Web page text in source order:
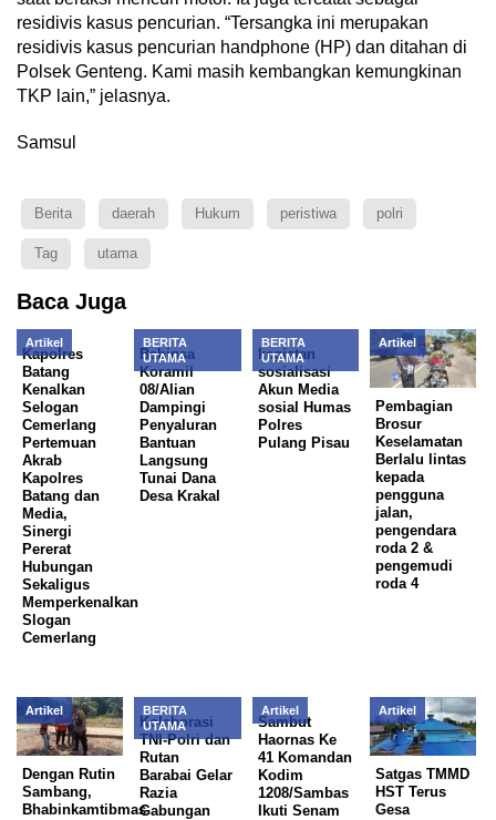
residivis kasus pencurian. “Tersangka ini merupakan
residivis kasus pencurian handphone (HP) dan ditahan di
Polsek Genteng. Kami masih kembangkan kemungkinan
TKP lain,” jelasnya.
Samsul
Berita daerah Hukum peristiwa polri
Tag utama
Baca Juga
Artikel
Kapolres
Batang
Kenalkan
Selogan
Cemerlang
Pertemuan
Akrab
Kapolres
Batang dan
Media,
Sinergi
Pererat
Hubungan
Sekaligus
Memperkenalkan
Slogan
Cemerlang
BERITA
UTAMA
Babinsa
Koramil
08/Alian
Dampingi
Penyaluran
Bantuan
Langsung
Tunai Dana
Desa Krakal
BERITA
UTAMA
kegiatan
sosialisasi
Akun Media
sosial Humas
Polres
Pulang Pisau
Artikel
Pembagian
Brosur
Keselamatan
Berlalu lintas
kepada
pengguna
jalan,
pengendara
roda 2 &
pengemudi
roda 4
Artikel
Dengan Rutin
Sambang,
Bhabinkamtibmas
BERITA
UTAMA
Kolaborasi
TNI-Polri dan
Rutan
Barabai Gelar
Razia
Gabungan
Artikel
Sambut
Haornas Ke
41 Komandan
Kodim
1208/Sambas
Ikuti Senam
Artikel
Satgas TMMD
HST Terus
Gesa